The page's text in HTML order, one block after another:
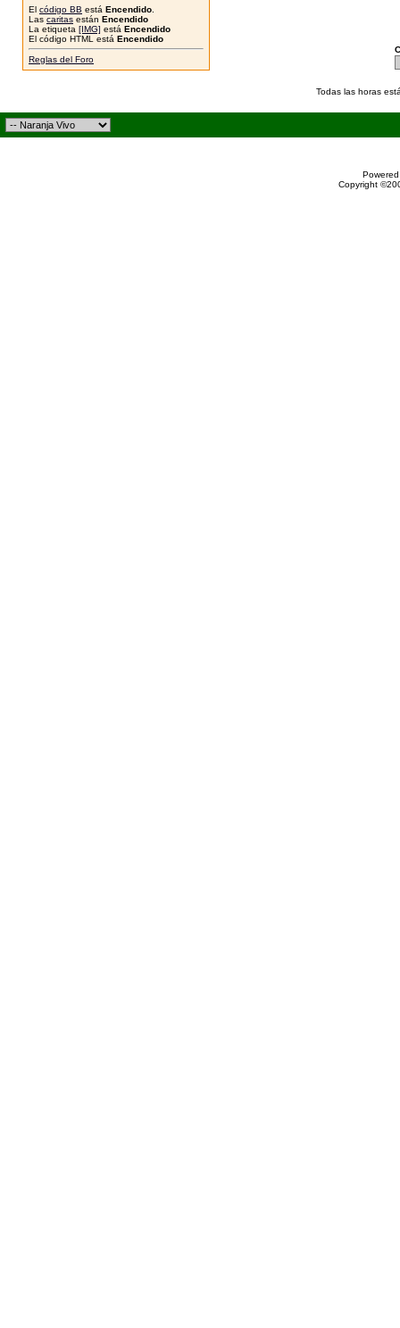
El código BB está Encendido
Las caritas están Encendido
La etiqueta [IMG] está Encendido
El código HTML está Encendido
Reglas del Foro
Todas las horas
Copyright